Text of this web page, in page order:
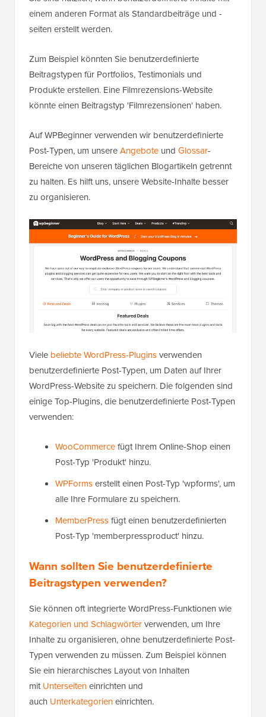
einem anderen Format als Standardbeiträge und -
seiten erstellt werden.
Zum Beispiel könnten Sie benutzerdefinierte
Beitragstypen für Portfolios, Testimonials und
Produkte erstellen. Eine Filmrezensions-Website
könnte einen Beitragstyp 'Filmrezensionen' haben.
Auf WPBeginner verwenden wir benutzerdefinierte
Post-Typen, um unsereAngebote und Glossar-
Bereiche von unseren täglichen Blogartikeln getrennt
zu halten. Es hilft uns, unsere Website-Inhalte besser
zu organisieren.
Viele beliebte WordPress-Pluginsverwenden
benutzerdefinierte Post-Typen, um Daten auf Ihrer
WordPress-Website zu speichern. Die folgenden sind
einige Top-Plugins, die benutzerdefinierte Post-Typen
verwenden:
WooCommercefügt Ihrem Online-Shop einen
Post-Typ 'Produkt' hinzu.
WPFormserstellt einen Post-Typ 'wpforms', um
alle Ihre Formulare zu speichern.
MemberPressfügt einen benutzerdefinierten
Post-Typ 'memberpressproduct' hinzu.
Wann sollten Sie benutzerdefinierte
Beitragstypen verwenden?
Sie können oft integrierte WordPress-Funktionen wie
Kategorien und Schlagwörterverwenden, um Ihre
Inhalte zu organisieren, ohne benutzerdefinierte Post-
Typen verwenden zu müssen. Zum Beispiel können
Sie ein hierarchisches Layout von Inhalten
mitUnterseiteneinrichten und
auch Unterkategorieneinrichten.